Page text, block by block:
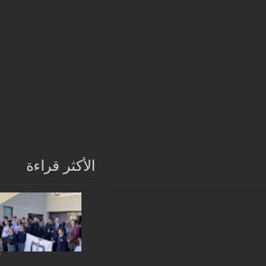
الأكثر قراءة